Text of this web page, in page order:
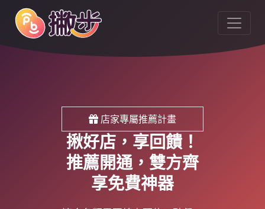
店家專屬推薦計畫
揪好店，享回饋！
推薦開通，雙方齊
享免費神器